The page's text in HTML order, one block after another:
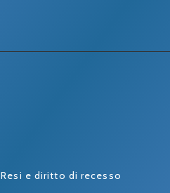
Resi e diritto di recesso